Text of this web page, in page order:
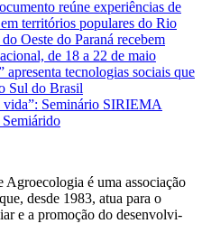
reúne experiências de
territórios populares do Rio
Oeste do Paraná recebem
de 18 a 22 de maio
apresenta tecnologias sociais que
Sul do Brasil
vida”: Seminário SIRIEMA
é uma associação
desde 1983, atua para o
e a promoção do desenvolvi­